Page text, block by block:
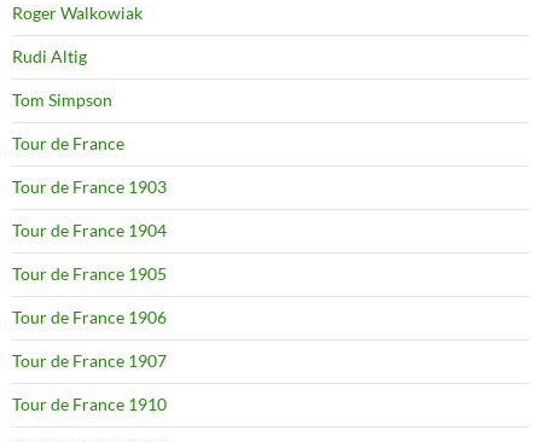
Roger Walkowiak
Rudi Altig
Tom Simpson
Tour de France
Tour de France 1903
Tour de France 1904
Tour de France 1905
Tour de France 1906
Tour de France 1907
Tour de France 1910